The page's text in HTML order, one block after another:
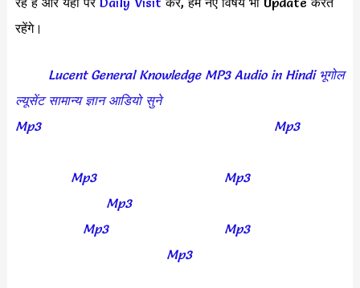
रहेंगे।
Lucent General Knowledge MP3 Audio in Hindi भूगोल
ल्यूसेंट सामान्य ज्ञान आडियो सुनेLucent General Knowledge
Mp3Audio Download Lucent GK All Subjects Mp3Audio
Mp3Lucent Geography in Mp3Audio Lucent
Mp3Audio Notes In Hindi लूसेंट सामान्य ज्ञान
Mp3ऑडियो lucent audio Mp3download in
Mp3free download in hindi